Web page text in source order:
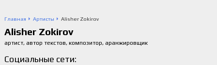
Главная Артисты Alisher Zokirov
Alisher Zokirov
артист, автор текстов, композитор, аранжировщик
Социальные сети: